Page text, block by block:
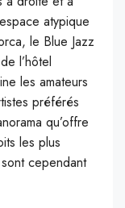
atypique
le Blue Jazz
l’hôtel
les amateurs
préférés
qu’offre
les plus
cependant